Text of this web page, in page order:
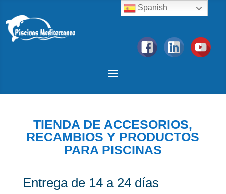
TIENDA DE ACCESORIOS,
RECAMBIOS Y PRODUCTOS
PARA PISCINAS
Entrega de 14 a 24 días
Spanish